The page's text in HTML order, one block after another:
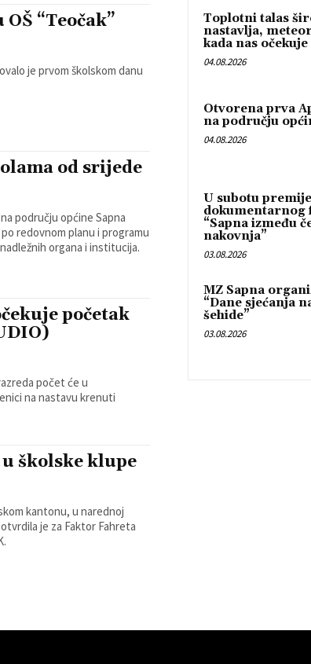
“Teočak”
je prvom školskom danu
od srijede
području općine Sapna
redovnom planu i programu
organa i institucija.
početak
počet će u
na nastavu krenuti
školske klupe
kantonu, u narednoj
je za Faktor Fahreta
Toplotni talas
nastavlja,
kada nas
04.08.2026
Otvorena prva
na području
04.08.2026
U subotu
dokumentarnog
“Sapna između
nakovnja”
03.08.2026
MZ Sapna
“Dane sjećanja
šehide”
03.08.2026